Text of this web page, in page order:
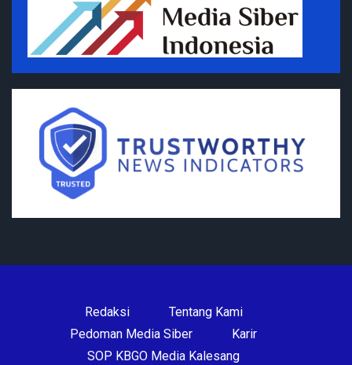
Redaksi
Tentang Kami
Pedoman Media Siber
Karir
SOP KBGO Media Kalesang